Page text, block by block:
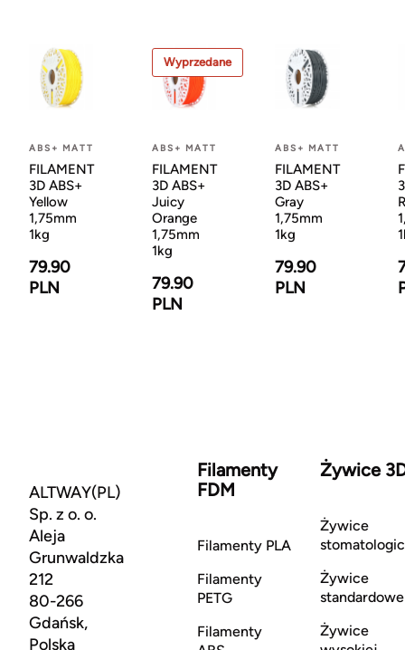
ABS+ MATT
FILAMENT
3D ABS+
Yellow
1,75mm
1kg
79.90
PLN
Wyprzedane
ABS+ MATT
FILAMENT
3D ABS+
Juicy
Orange
1,75mm
1kg
79.90
PLN
ABS+ MATT
FILAMENT
3D ABS+
Gray
1,75mm
1kg
79.90
PLN
ALTWAY(PL)
Sp. z o. o.
Aleja
Grunwaldzka
212
80-266
Gdańsk,
Polska
Filamenty
FDM
Filamenty PLA
Filamenty
PETG
Filamenty
Żywice
Żywice
Żywice
standardowe
Żywice